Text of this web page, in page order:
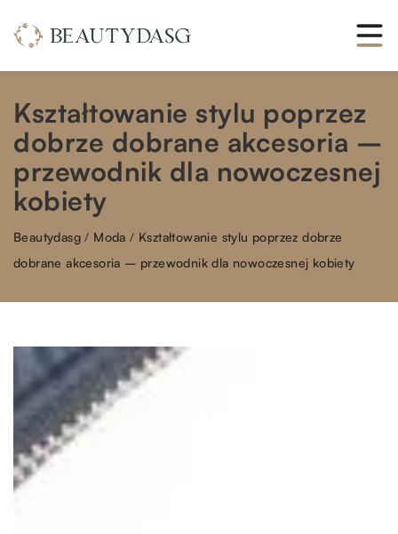
Kształtowanie stylu poprzez
dobrze dobrane akcesoria –
przewodnik dla nowoczesnej
kobiety
Beautydasg / Moda / Kształtowanie stylu poprzez dobrze
dobrane akcesoria – przewodnik dla nowoczesnej kobiety